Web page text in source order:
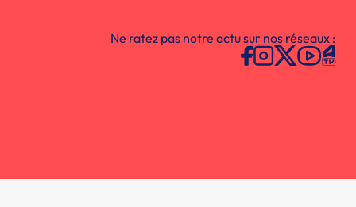
Ne ratez pas notre actu sur nos réseaux :